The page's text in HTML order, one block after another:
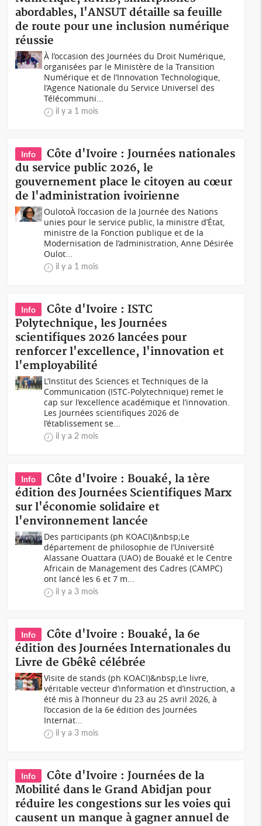
abordables, l'ANSUT détaille sa feuille
de route pour une inclusion numérique
réussie
À l’occasion des Journées du Droit Numérique,
organisées par le Ministère de la Transition
Numérique et de l’Innovation Technologique,
l’Agence Nationale du Service Universel des
Télécommuni...
il y a 1 mois
Info
Côte d'Ivoire : Journées nationales
du service public 2026, le
gouvernement place le citoyen au cœur
de l'administration ivoirienne
OulotoÀ l’occasion de la Journée des Nations
unies pour le service public, la ministre d’État,
ministre de la Fonction publique et de la
Modernisation de l’administration, Anne Désirée
Oulot...
il y a 1 mois
Info
Côte d'Ivoire : ISTC
Polytechnique, les Journées
scientifiques 2026 lancées pour
renforcer l'excellence, l'innovation et
l'employabilité
L’Institut des Sciences et Techniques de la
Communication (ISTC-Polytechnique) remet le
cap sur l’excellence académique et l’innovation.
Les Journées scientifiques 2026 de
l’établissement se...
il y a 2 mois
Info
Côte d'Ivoire : Bouaké, la 1ère
édition des Journées Scientifiques Marx
sur l'économie solidaire et
l'environnement lancée
Des participants (ph KOACI)&nbsp;Le
département de philosophie de l’Université
Alassane Ouattara (UAO) de Bouaké et le Centre
Africain de Management des Cadres (CAMPC)
ont lancé les 6 et 7 m...
il y a 3 mois
Info
Côte d'Ivoire : Bouaké, la 6e
édition des Journées Internationales du
Livre de Gbêkê célébrée
Visite de stands (ph KOACI)&nbsp;Le livre,
véritable vecteur d’information et d’instruction, a
été mis à l’honneur du 23 au 25 avril 2026, à
l’occasion de la 6e édition des Journées
Internat...
il y a 3 mois
Info
Côte d'Ivoire : Journées de la
Mobilité dans le Grand Abidjan pour
réduire les congestions sur les voies qui
causent un manque à gagner annuel de